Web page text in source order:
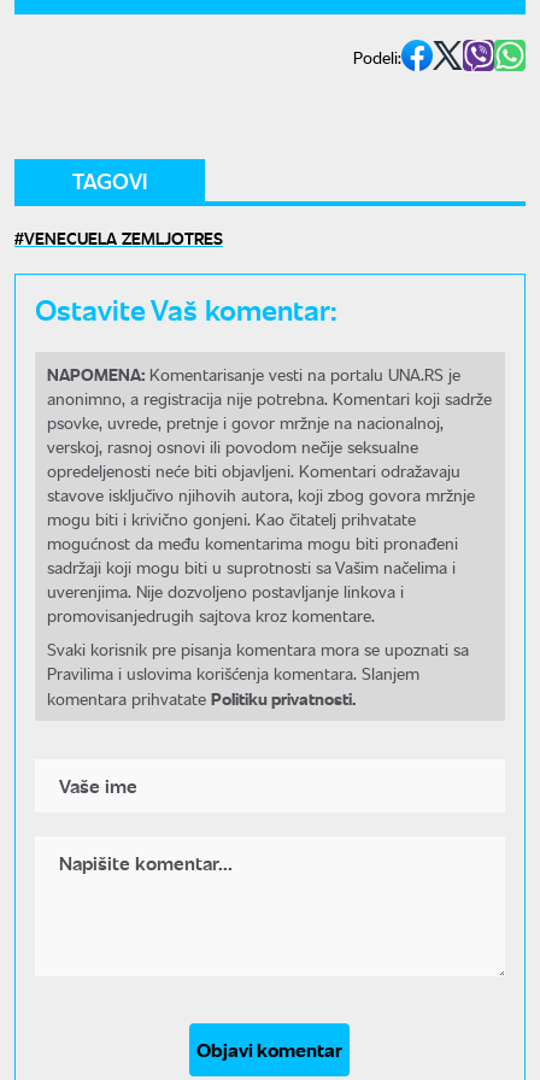
Podeli:
TAGOVI
VENECUELA ZEMLJOTRES
Ostavite Vaš komentar:
NAPOMENA: Komentarisanje vesti na portalu UNA.RS je
anonimno, a registracija nije potrebna. Komentari koji sadrže
psovke, uvrede, pretnje i govor mržnje na nacionalnoj,
verskoj, rasnoj osnovi ili povodom nečije seksualne
opredeljenosti neće biti objavljeni. Komentari odražavaju
stavove isključivo njihovih autora, koji zbog govora mržnje
mogu biti i krivično gonjeni. Kao čitatelj prihvatate
mogućnost da među komentarima mogu biti pronađeni
sadržaji koji mogu biti u suprotnosti sa Vašim načelima i
uverenjima. Nije dozvoljeno postavljanje linkova i
promovisanjedrugih sajtova kroz komentare.
Svaki korisnik pre pisanja komentara mora se upoznati sa
Pravilima i uslovima korišćenja komentara. Slanjem
komentara prihvatate Politiku privatnosti.
Objavi komentar